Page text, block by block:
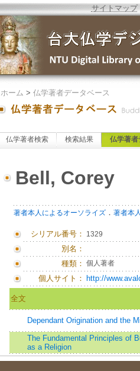
サイトマップ
ホーム > 仏学著者データベース
仏学著者検索 検索結果 仏学著者
Bell, Corey
著者本人によるオーソライズ． 著者本
シリアル番号： 1329
別名：
種類： 個人著者
個人サイト： http://
全文
Dependant Origination and the
The Fundamental Principles of
as a Religion